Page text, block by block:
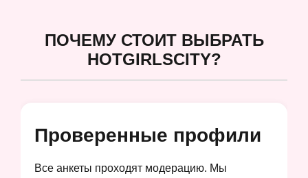
ПОЧЕМУ СТОИТ ВЫБРАТЬ
HOTGIRLSCITY?
Проверенные профили
Все анкеты проходят модерацию. Мы